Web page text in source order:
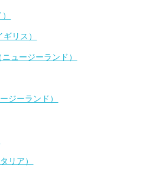
リス）
ュージーランド）
ジーランド）
リア）